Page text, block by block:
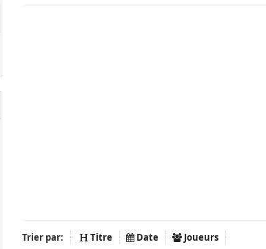
Trier par: Titre Date Joueurs